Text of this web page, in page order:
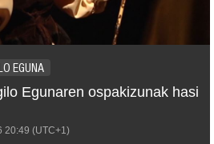
EGUNA
Egunaren ospakizunak hasi
20:49 (UTC+1)